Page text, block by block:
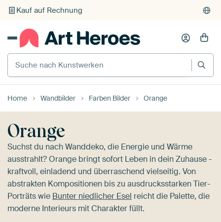
Individueller Druck auf Bestellung
Suche nach Kunstwerken
Home Wandbilder Farben Bilder Orange
Orange
Suchst du nach Wanddeko, die Energie und Wärme
ausstrahlt? Orange bringt sofort Leben in dein Zuhause -
kraftvoll, einladend und überraschend vielseitig. Von
abstrakten Kompositionen bis zu ausdrucksstarken Tier-
Porträts wie Bunter niedlicher Esel reicht die Palette, die
moderne Interieurs mit Charakter füllt.